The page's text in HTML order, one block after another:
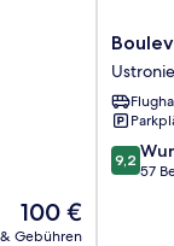
Der
Preis
100 €
Gebühren
Ustronie
Morskie
Ustronie
Morskie
9.2
von
9,2
57